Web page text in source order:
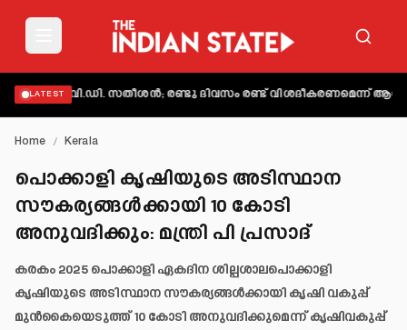
LATEST
വി.ഡി. സതീശൻ; രണ്ടു ദിവസം രണ്ട് വിശദീകരണമെന്ന് ആക്ഷേപം
Home / Kerala
പൊക്കാളി കൃഷിയുടെ അടിസ്ഥാന
സൗകര്യങ്ങൾക്കായി 10 കോടി
അനുവദിക്കും: മന്ത്രി പി പ്രസാദ്
കരകം 2025 പൊക്കാളി ഏകദിന ശില്പശാലപൊക്കാളി
കൃഷിയുടെ അടിസ്ഥാന സൗകര്യങ്ങൾക്കായി കൃഷി വകുപ്പ്
മുൻകൈയെടുത്ത് 10 കോടി അനുവദിക്കുമെന്ന് കൃഷിവകുപ്പ്